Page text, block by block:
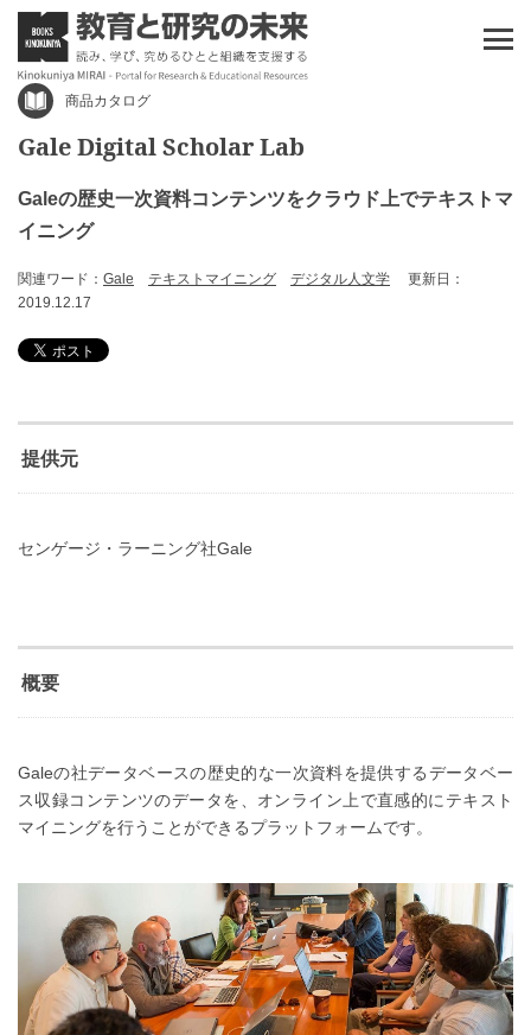
商品カタログ
Gale Digital Scholar Lab
Galeの歴史一次資料コンテンツをクラウド上でテキストマ
イニング
関連ワード： Gale テキストマイニング デジタル人文学
更新日：
2019.12.17
提供元
センゲージ・ラーニング社Gale
概要
Galeの社データベースの歴史的な一次資料を提供するデータベー
ス収録コンテンツのデータを、オンライン上で直感的にテキスト
マイニングを行うことができるプラットフォームです。